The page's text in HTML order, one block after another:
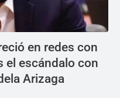
en redes con
el escándalo con
Arizaga